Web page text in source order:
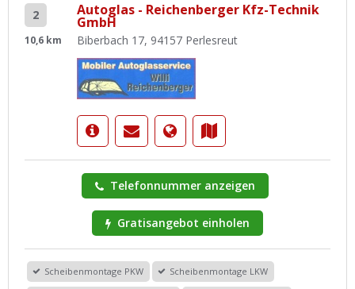
2
10,6 km
Autoglas - Reichenberger Kfz-Technik
GmbH
Biberbach 17, 94157 Perlesreut
Telefonnummer anzeigen
Gratisangebot einholen
Scheibenmontage PKW Scheibenmontage LKW